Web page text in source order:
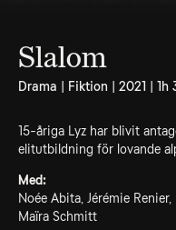
Slalom
Drama | Fiktion | 2021 | 1h
15-åriga Lyz har blivit
elitutbildning för lovande
Med:
Noée Abita, Jérémie
Maïra Schmitt